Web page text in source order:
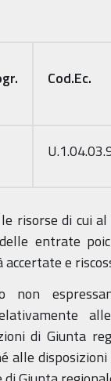
Cod.Ec.
risorse di cui
entrate
e
di Giunta
alle